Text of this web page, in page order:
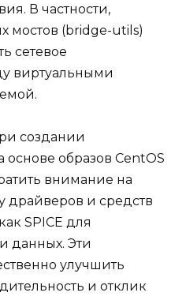
В частности,
мостов (bridge-utils)
сетевое
виртуальными
создании
образов CentOS
внимание на
драйверов и средств
SPICE для
данных. Эти
улучшить
и отклик